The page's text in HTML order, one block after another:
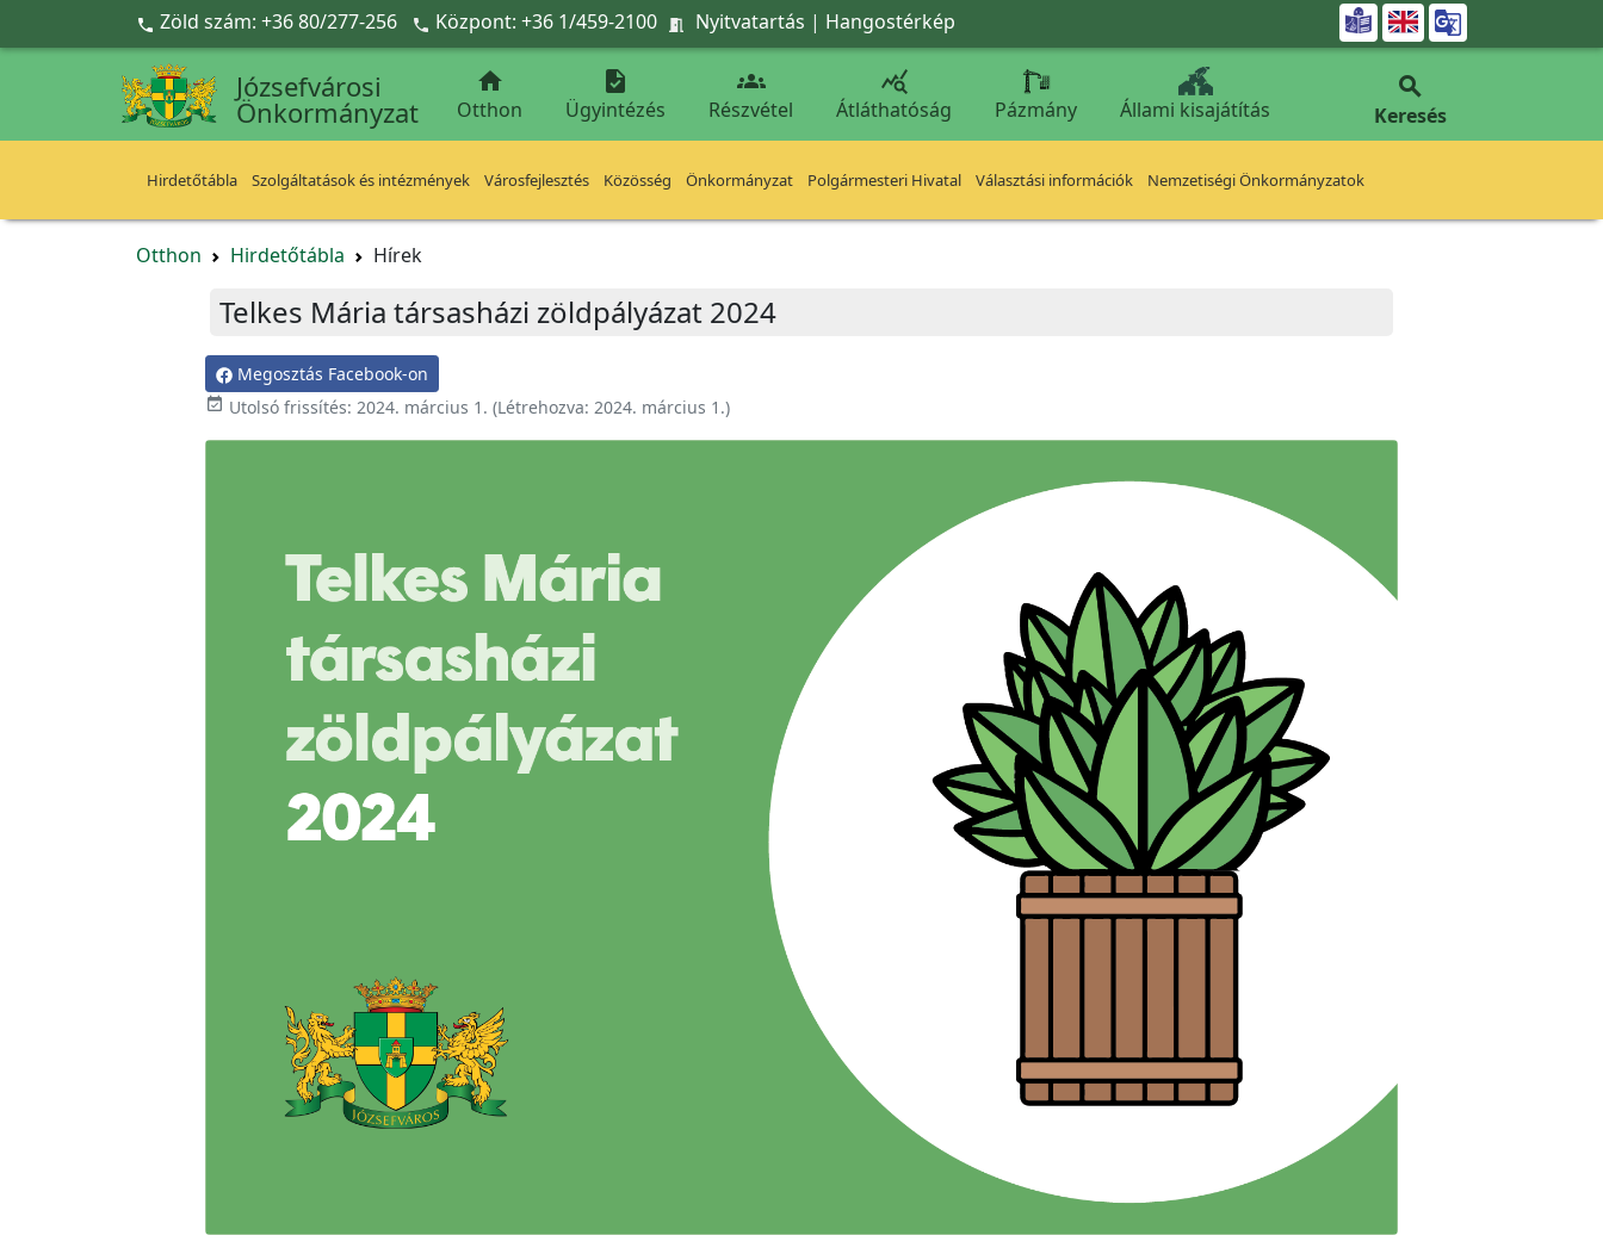
Ugrás a fő tartalomra
 Zöld szám: +36 80/277-256  Központ: +36 1/459-2100  Nyitvatartás | Hangostérkép 
Józsefvárosi
Önkormányzat

Otthon

Ügyintézés

Részvétel

Átláthatóság Pázmány Állami kisajátítás

Keresés
Hirdetőtábla Szolgáltatások és intézmények Városfejlesztés Közösség Önkormányzat Polgármesteri Hivatal Választási információk Nemzetiségi Önkormányzatok
Otthon Hirdetőtábla Hírek
Telkes Mária társasházi zöldpályázat 2024
Megosztás Facebook-on
 Utolsó frissítés: 2024. március 1. (Létrehozva: 2024. március 1.)